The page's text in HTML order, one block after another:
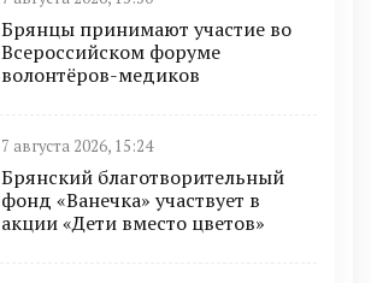
Брянцы принимают участие во
Всероссийском форуме
волонтёров-медиков
7 августа 2026, 15:24
Брянский благотворительный
фонд «Ванечка» участвует в
акции «Дети вместо цветов»